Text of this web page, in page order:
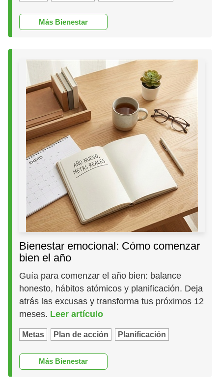
Más Bienestar
Bienestar emocional: Cómo comenzar
bien el año
Guía para comenzar el año bien: balance
honesto, hábitos atómicos y planificación. Deja
atrás las excusas y transforma tus próximos 12
meses. Leer artículo
Metas Plan de acción Planificación
Más Bienestar